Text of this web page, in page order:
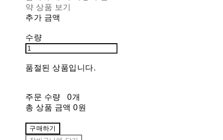
약 상품 보기
추가 금액
수량
품절된 상품입니다.
주문 수량
0개
총 상품 금액 0원
구매하기